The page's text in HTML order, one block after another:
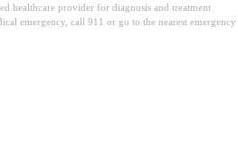
healthcare provider for diagnosis and treatment
emergency, call 911 or go to the nearest emergency